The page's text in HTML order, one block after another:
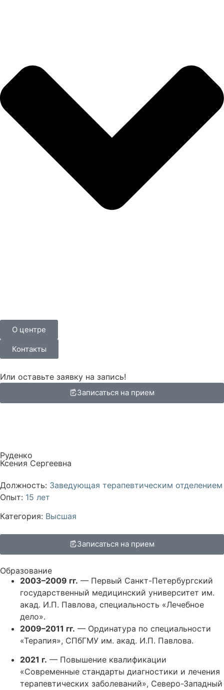
О центре
Контакты
Или оставьте заявку на запись!
Записаться на прием
Руденко
Ксения Сергеевна
Должность: Заведующая терапевтическим отделением
Опыт: 15 лет
Категория: Высшая
Записаться на прием
Образование
2003–2009 гг. — Первый Санкт-Петербургский
государственный медицинский университет им.
акад. И.П. Павлова, специальность «Лечебное
дело».
2009–2011 гг. — Ординатура по специальности
«Терапия», СПбГМУ им. акад. И.П. Павлова.
2021 г. — Повышение квалификации
«Современные стандарты диагностики и лечения
терапевтических заболеваний», Северо-Западный